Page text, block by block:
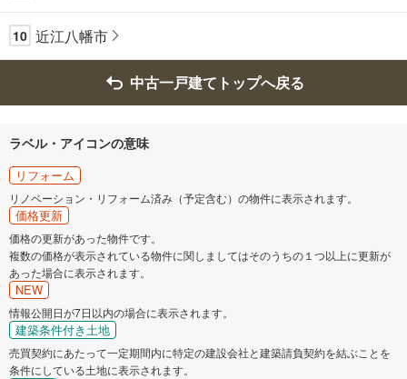
10 近江八幡市
中古一戸建てトップへ戻る
ラベル・アイコンの意味
リフォーム
リノベーション・リフォーム済み（予定含む）の物件に表示されます。
価格更新
価格の更新があった物件です。
複数の価格が表示されている物件に関しましてはそのうちの１つ以上に更新が
あった場合に表示されます。
NEW
情報公開日が7日以内の場合に表示されます。
建築条件付き土地
売買契約にあたって一定期間内に特定の建設会社と建築請負契約を結ぶことを
条件にしている土地に表示されます。